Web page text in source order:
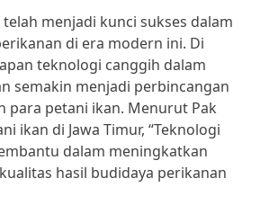
menjadi kunci sukses dalam
di era modern ini. Di
teknologi canggih dalam
semakin menjadi perbincangan
para petani ikan. Menurut Pak
ikan di Jawa Timur, “Teknologi
dalam meningkatkan
hasil budidaya perikanan